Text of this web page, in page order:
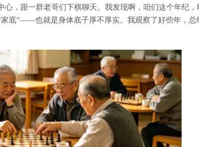
，跟一群老哥们下棋聊天。 我发现啊，咱们这个年纪，
底”——也就是身体底子厚不厚实。 我观察了好些年，总